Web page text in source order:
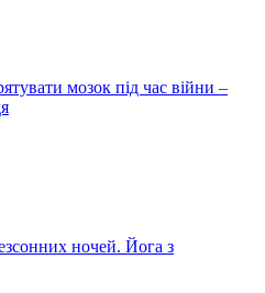
мозок під час війни –
ночей. Йога з